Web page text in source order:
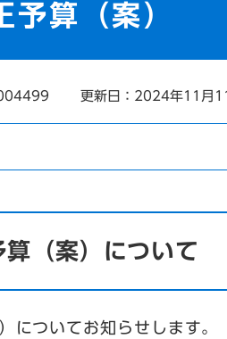
算（案）
更新日：2024年11月
（案）について
についてお知らせします。